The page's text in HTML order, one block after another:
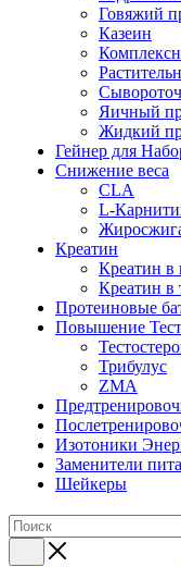
Говяжий
Казеин
Яичный
Жидкий
Гейнер для
Снижение веса
CLA
L-
Креатин
Креатин в
Креатин в
Протеиновые
Повышение
Трибулус
ZMA
Изотоники
Заменители
Шейкеры